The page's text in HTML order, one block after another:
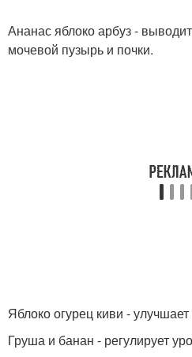
Ананас яблоко арбуз -
мочевой пузырь и почки.
Яблоко огурец киви -
Груша и банан - регулирует